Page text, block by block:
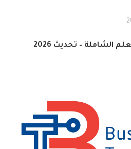
الشاملة – تحديث 2026